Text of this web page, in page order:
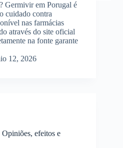
Germivir em Porugal é
cuidado contra
nas farmácias
através do site oficial
na fonte garante
12, 2026
efeitos e